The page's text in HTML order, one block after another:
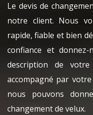
Le devis de
notre client. Nous
rapide, fiable et bien
confiance et
description de
accompagné par
nous pouvons
changement de velux.